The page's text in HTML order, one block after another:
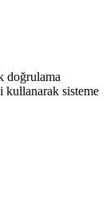
doğrulama
kullanarak sisteme